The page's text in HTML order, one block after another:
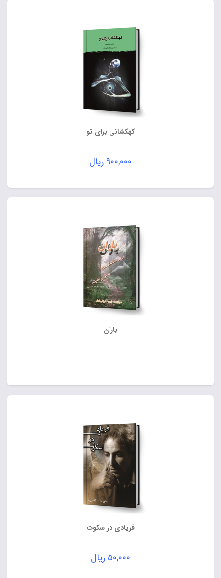
کهکشانی برای تو
۹۰۰,۰۰۰ ریال
باران
فریادی در سکوت
۵۰,۰۰۰ ریال